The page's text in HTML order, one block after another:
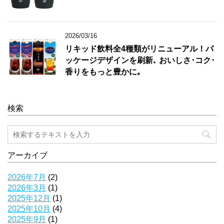
2026/03/16
リキッド飲料全4種類がリニューアル！パ
ッケージデザインを刷新､ おいしさ･コク･
香りをもっと豊かに｡
検索
アーカイブ
2026年7月 (2)
2026年3月 (1)
2025年12月 (1)
2025年10月 (4)
2025年9月 (1)